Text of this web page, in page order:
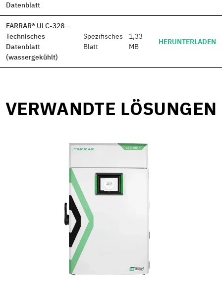
Datenblatt
FARRAR® ULC-328 –
Technisches
Datenblatt
(wassergekühlt)
Spezifisches
Blatt
1,33
MB
HERUNTERLADEN
VERWANDTE LÖSUNGEN